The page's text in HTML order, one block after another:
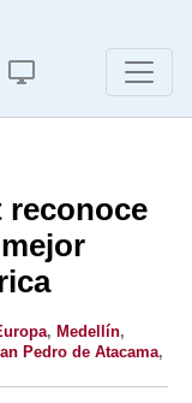
reconoce
, Medellín,
Pedro de Atacama,